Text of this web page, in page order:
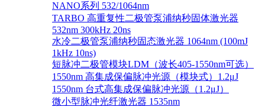
NANO系列 532/1064nm
TARBO 高重复性二极管泵浦纳秒固体激光器
532nm 300kHz 20ns
水冷二极管泵浦纳秒固态激光器 1064nm (100mJ
1kHz 10ns)
短脉冲二极管模块LDM（波长405-1550nm可选）
1550nm 高集成保偏脉冲光源（模块式）1.2μJ
1550nm 台式高集成保偏脉冲光源（1.2μJ）
微小型脉冲光纤激光器 1535nm